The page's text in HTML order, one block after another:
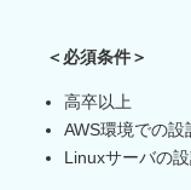
＜必須条件＞
高卒以上
AWS環境での
Linuxサーバの